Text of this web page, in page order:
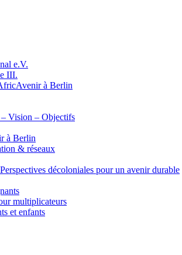
e.V.
III.
à Berlin
Vision – Objectifs
à Berlin
& réseaux
décoloniales pour un avenir durable
multiplicateurs
et enfants